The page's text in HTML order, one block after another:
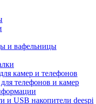
и вафельницы
камер и телефонов
телефонов и камер
и USB накопители deespi